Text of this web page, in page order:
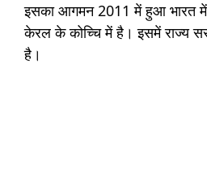
इसका आगमन 2011 में हुआ भारत में
केरल के कोच्चि में है। इसमें राज्य
है।